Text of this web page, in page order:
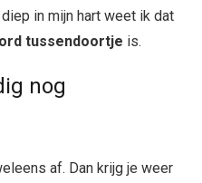
in mijn hart weet ik dat
tussendoortje is.
nog
af. Dan krijg je weer